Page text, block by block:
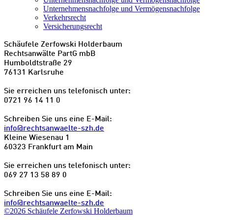
Unternehmensnachfolge und Vermögensnachfolge
Verkehrsrecht
Versicherungsrecht
Schäufele Zerfowski Holderbaum
Rechtsanwälte PartG mbB
Humboldtstraße 29
76131 Karlsruhe
Sie erreichen uns telefonisch unter:
0721 96 14 11 0
Schreiben Sie uns eine E-Mail:
info@rechtsanwaelte-szh.de
Kleine Wiesenau 1
60323 Frankfurt am Main
Sie erreichen uns telefonisch unter:
069 27 13 58 89 0
Schreiben Sie uns eine E-Mail:
info@rechtsanwaelte-szh.de
©2026 Schäufele Zerfowski Holderbaum